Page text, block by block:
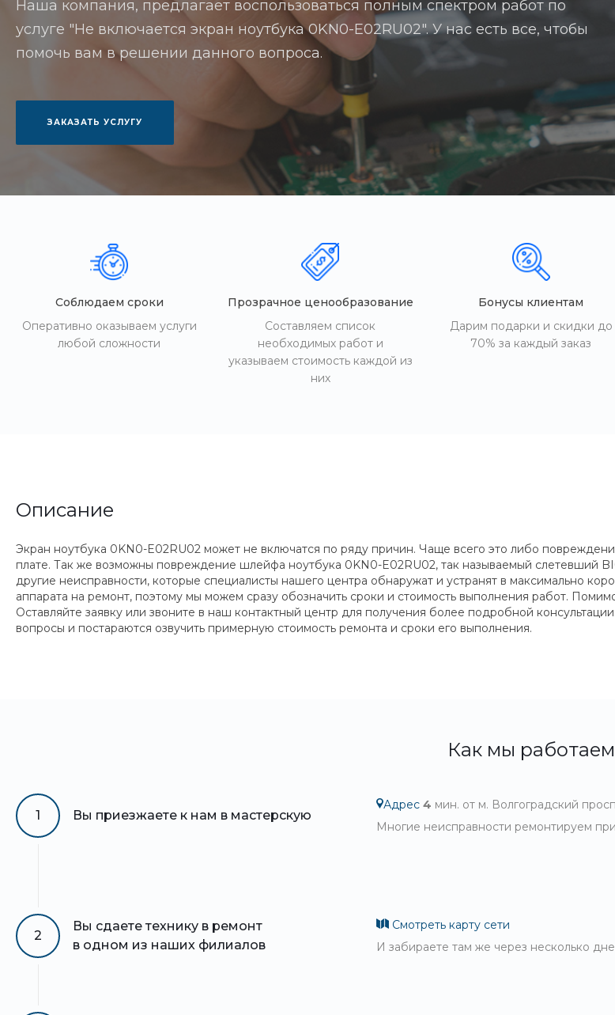
Наша компания, предлагает воспользоваться полным спектром работ по
услуге "Не включается экран ноутбука 0KN0-E02RU02". У нас есть все, чтобы
помочь вам в решении данного вопроса.
ЗАКАЗАТЬ УСЛУГУ
Соблюдаем сроки
Оперативно оказываем услуги
любой сложности
Прозрачное ценообразование
Составляем список
необходимых работ и
указываем стоимость каждой из
них
Бонусы клиентам
Дарим подарки и скидки до
70% за каждый заказ
Описание
Экран ноутбука 0KN0-E02RU02 может не включатся по ряду причин. Чаще всего это либо
плате. Так же возможны повреждение шлейфа ноутбука 0KN0-E02RU02, так называемый слетевший
другие неисправности, которые специалисты нашего центра обнаружат и устранят в максимально
аппарата на ремонт, поэтому мы можем сразу обозначить сроки и стоимость выполнения работ.
Оставляйте заявку или звоните в наш контактный центр для получения более подробной
вопросы и постараются озвучить примерную стоимость ремонта и сроки его выполнения.
Как мы работаем
1 Вы приезжаете к нам в мастерскую
Адрес 4 мин. от м. Волгоградский
Многие неисправности ремонтируем
2
Вы сдаете технику в ремонт
в одном из наших филиалов
Смотреть карту сети
И забираете там же через несколько